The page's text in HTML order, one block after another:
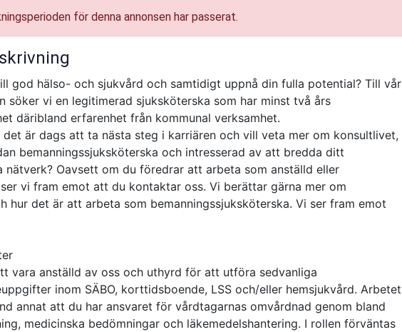
för denna annonsen har passerat.
god hälso- och sjukvård och samtidigt uppnå din fulla potential? Till vår
söker vi en legitimerad sjuksköterska som har minst två års
däribland erfarenhet från kommunal verksamhet.
det är dags att ta nästa steg i karriären och vill veta mer om konsultlivet,
bemanningssjuksköterska och intresserad av att bredda ditt
nätverk? Oavsett om du föredrar att arbeta som anställd eller
vi fram emot att du kontaktar oss. Vi berättar gärna mer om
hur det är att arbeta som bemanningssjuksköterska. Vi ser fram emot
vara anställd av oss och uthyrd för att utföra sedvanliga
inom SÄBO, korttidsboende, LSS och/eller hemsjukvård. Arbetet
annat att du har ansvaret för vårdtagarnas omvårdnad genom bland
medicinska bedömningar och läkemedelshantering. I rollen förväntas